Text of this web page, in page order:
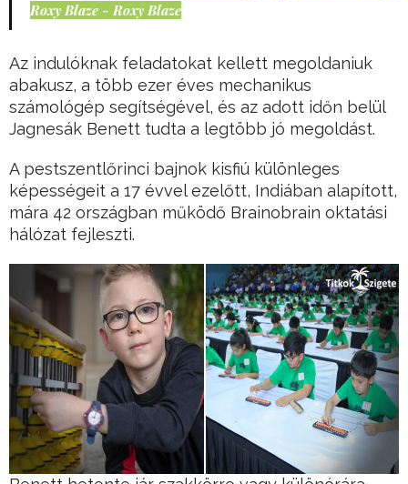
Roxy Blaze - Roxy Blaze
Az indulóknak feladatokat kellett megoldaniuk
abakusz, a több ezer éves mechanikus
számológép segítségével, és az adott időn belül
Jagnesák Benett tudta a legtöbb jó megoldást.
A pestszentlőrinci bajnok kisfiú különleges
képességeit a 17 évvel ezelőtt, Indiában alapított,
mára 42 országban működő Brainobrain oktatási
hálózat fejleszti.